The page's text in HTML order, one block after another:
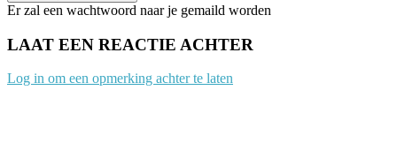
Er zal een wachtwoord naar je gemaild worden
LAAT EEN REACTIE ACHTER
Log in om een opmerking achter te laten